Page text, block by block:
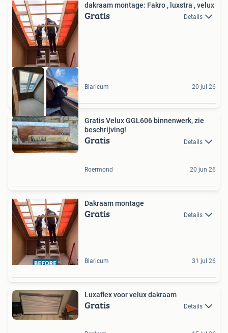
dakraam montage: Fakro , luxstra , velux
Gratis Details
Blaricum 20 jul 26
Gratis Velux GGL606 binnenwerk, zie
beschrijving!
Gratis Details
Roermond 20 jun 26
Dakraam montage
Gratis Details
Blaricum 31 jul 26
Luxaflex voor velux dakraam
Gratis Details